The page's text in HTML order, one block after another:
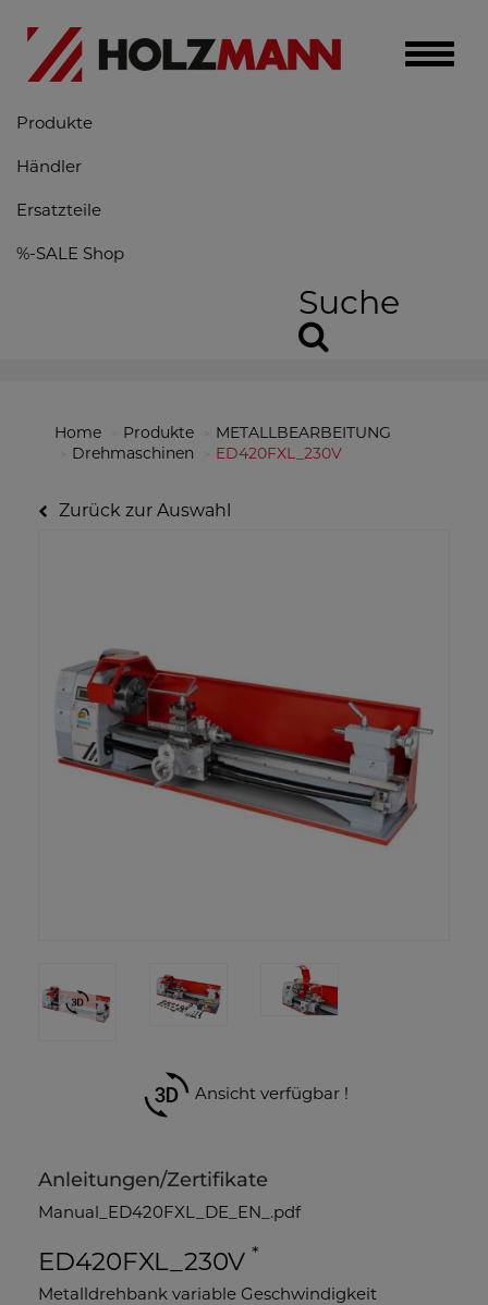
Toggle
Produkte
Händler
Ersatzteile
%-SALE Shop
Suche
Home Produkte
METALLBEARBEITUNG
Drehmaschinen
ED420FXL_230V
Zurück zur Auswahl
Ansicht verfügbar !
Anleitungen/Zertifikate
Manual_ED420FXL_DE_EN_.pdf
ED420FXL_230V *
Metalldrehbank variable Geschwindigkeit